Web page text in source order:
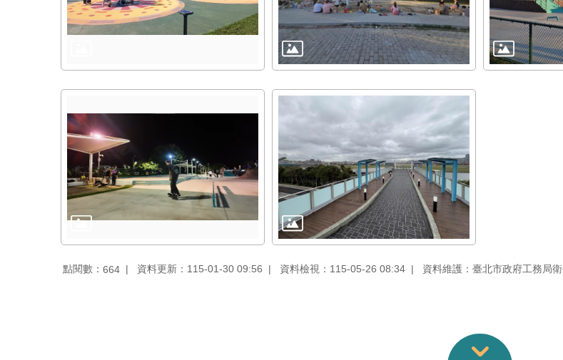
點閱數： 664 資料更新：115-01-30 09:56 資料檢視：115-05-26 08:34 資料維護：臺北市政府工務局